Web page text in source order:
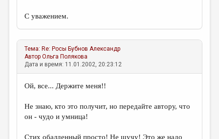
С уважением.
Тема: Re: Росы Бубнов Александр
АвторОльга Полякова
Дата и время: 11.01.2002, 20:23:12
Ой, все... Держите меня!!
Не знаю, кто это получит, но передайте автору, что
он - чудо и умница!
Стих обалденный просто! Не шучу! Это же надо